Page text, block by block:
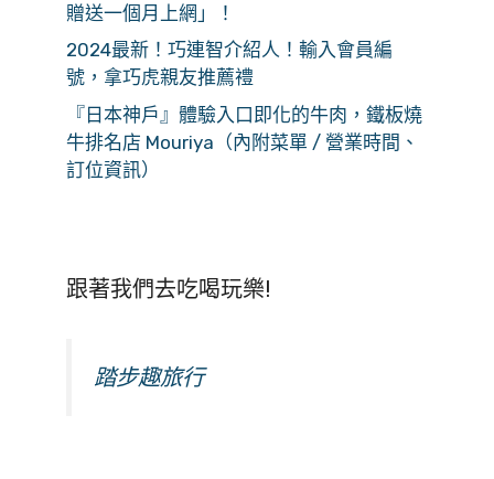
贈送一個月上網」！
2024最新！巧連智介紹人！輸入會員編
號，拿巧虎親友推薦禮
『日本神戶』體驗入口即化的牛肉，鐵板燒
牛排名店 Mouriya（內附菜單 / 營業時間、
訂位資訊）
跟著我們去吃喝玩樂!
踏步趣旅行